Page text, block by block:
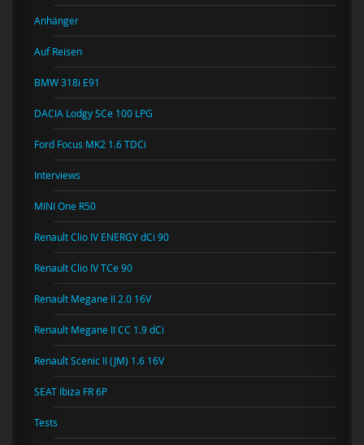
Anhänger
Auf Reisen
BMW 318i E91
DACIA Lodgy SCe 100 LPG
Ford Focus MK2 1.6 TDCi
Interviews
MINI One R50
Renault Clio IV ENERGY dCi 90
Renault Clio IV TCe 90
Renault Megane II 2.0 16V
Renault Megane II CC 1.9 dCi
Renault Scenic II (JM) 1.6 16V
SEAT Ibiza FR 6P
Tests